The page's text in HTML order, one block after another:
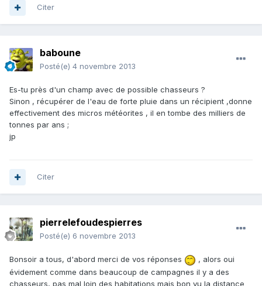
Citer
baboune
Posté(e) 4 novembre 2013
Es-tu près d'un champ avec de possible chasseurs ?
Sinon , récupérer de l'eau de forte pluie dans un récipient ,donne
effectivement des micros météorites , il en tombe des milliers de
tonnes par ans ;
jp
Citer
pierrelefoudespierres
Posté(e) 6 novembre 2013
Bonsoir a tous, d'abord merci de vos réponses
, alors oui
évidement comme dans beaucoup de campagnes il y a des
chasseurs, pas mal loin des habitations mais bon vu la distance